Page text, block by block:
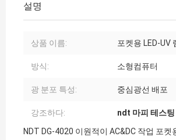
설명
상품 이름: 포켓용 LED-UV
방식: 소형컴퓨터
광 분포 특성: 중심광선 배포
강조하다: ndt 마피 테스팅
NDT DG-4020 이원적이 AC&DC 작업 포